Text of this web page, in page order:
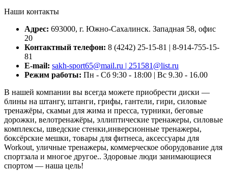
Наши контакты
Адрес: 693000, г. Южно-Сахалинск. Западная 58, офис
20
Контактный телефон: 8 (4242) 25-15-81 | 8-914-755-15-
81
E-mail: sakh-sport65@mail.ru | 251581@list.ru
Режим работы: Пн - Сб 9:30 - 18:00 | Вс 9.30 - 16.00
В нашей компании вы всегда можете приобрести диски —
блины на штангу, штанги, грифы, гантели, гири, силовые
тренажёры, скамьи для жима и пресса, турники, беговые
дорожки, велотренажёры, эллиптические тренажеры, силовые
комплексы, шведские стенки,инверсионные тренажеры,
боксёрские мешки, товары для фитнеса, аксессуары для
Workout, уличные тренажеры, коммерческое оборудование для
спортзала и многое другое.. Здоровые люди занимающиеся
спортом — наша цель!